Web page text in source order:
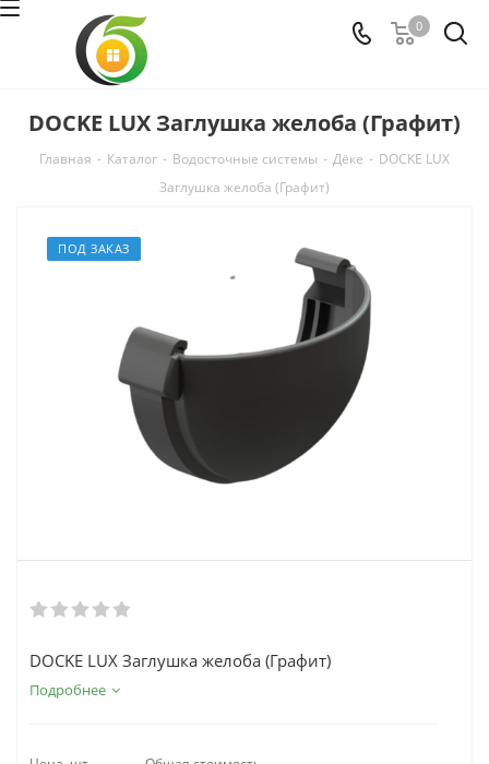
0
DOCKE LUX Заглушка желоба (Графит)
Главная - Каталог - Водосточные системы - Дёке - DOCKE LUX
Заглушка желоба (Графит)
ПОД ЗАКАЗ
DOCKE LUX Заглушка желоба (Графит)
Подробнее